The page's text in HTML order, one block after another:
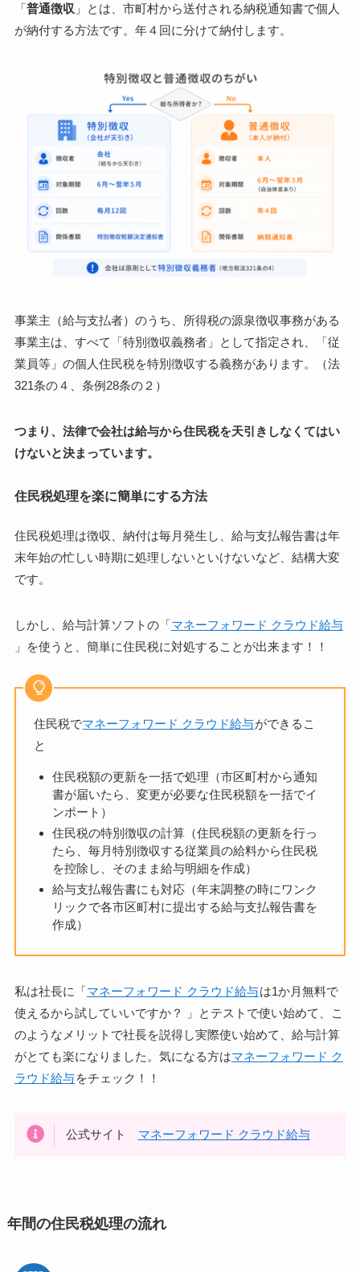
「普通徴収 」とは、市町村から送付される納税通知書で個人
が納付する方法です。年４回に分けて納付します。
事業主（給与支払者）のうち、所得税の源泉徴収事務がある
事業主は、すべて「特別徴収義務者」として指定され、「従
業員等」の個人住民税を特別徴収する義務があります。（法
321条の４、条例28条の２）
つまり、 法律で会社は給与から住民税を天引きしなくてはい
けないと決まっています。
住民税処理を楽に簡単にする方法
住民税処理は徴収、納付は毎月発生し、給与支払報告書は年
末年始の忙しい時期に処理しないといけないなど、結構大変
です。
しかし、給与計算ソフトの「マネーフォワード クラウド給与
」を使うと、簡単に住民税に対処することが出来ます！！
住民税でマネーフォワード クラウド給与ができるこ
と
住民税額の更新を一括で処理（市区町村から通知
書が届いたら、変更が必要な住民税額を一括でイ
ンポート）
住民税の特別徴収の計算（住民税額の更新を行っ
たら、毎月特別徴収する従業員の給料から住民税
を控除し、そのまま給与明細を作成）
給与支払報告書にも対応（年末調整の時にワンク
リックで各市区町村に提出する給与支払報告書を
作成）
私は社長に「マネーフォワード クラウド給与は1か月無料で
使えるから試していいですか？ 」とテストで使い始めて、こ
のようなメリットで社長を説得し実際使い始めて、給与計算
がとても楽になりました。気になる方はマネーフォワード ク
ラウド給与をチェック！！
公式サイト マネーフォワード クラウド給与
年間の住民税処理の流れ